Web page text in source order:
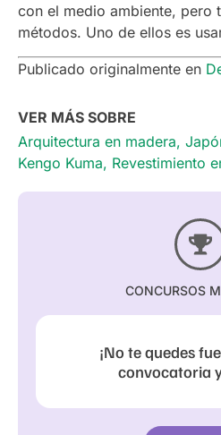
con el medio ambiente, pero
métodos. Uno de ellos es
Publicado originalmente en
VER MÁS SOBRE
Arquitectura en madera,
Kengo Kuma, Revestimiento
CONCURSOS
¡No te quedes
convocatoria